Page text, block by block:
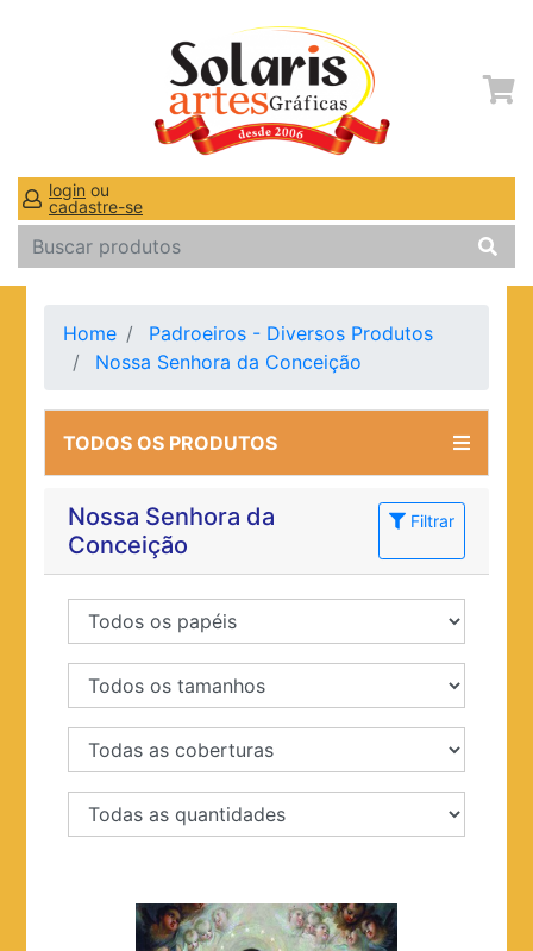
login ou
cadastre-se
Home
Padroeiros - Diversos Produtos
Nossa Senhora da Conceição
TODOS OS PRODUTOS
Nossa Senhora da
Conceição
Filtrar